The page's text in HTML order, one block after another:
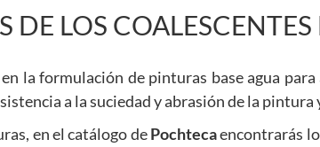
DE LOS
en la formulación de pinturas base agua
a la suciedad y abrasión de la
en el catálogo dePochtecaencontrarás